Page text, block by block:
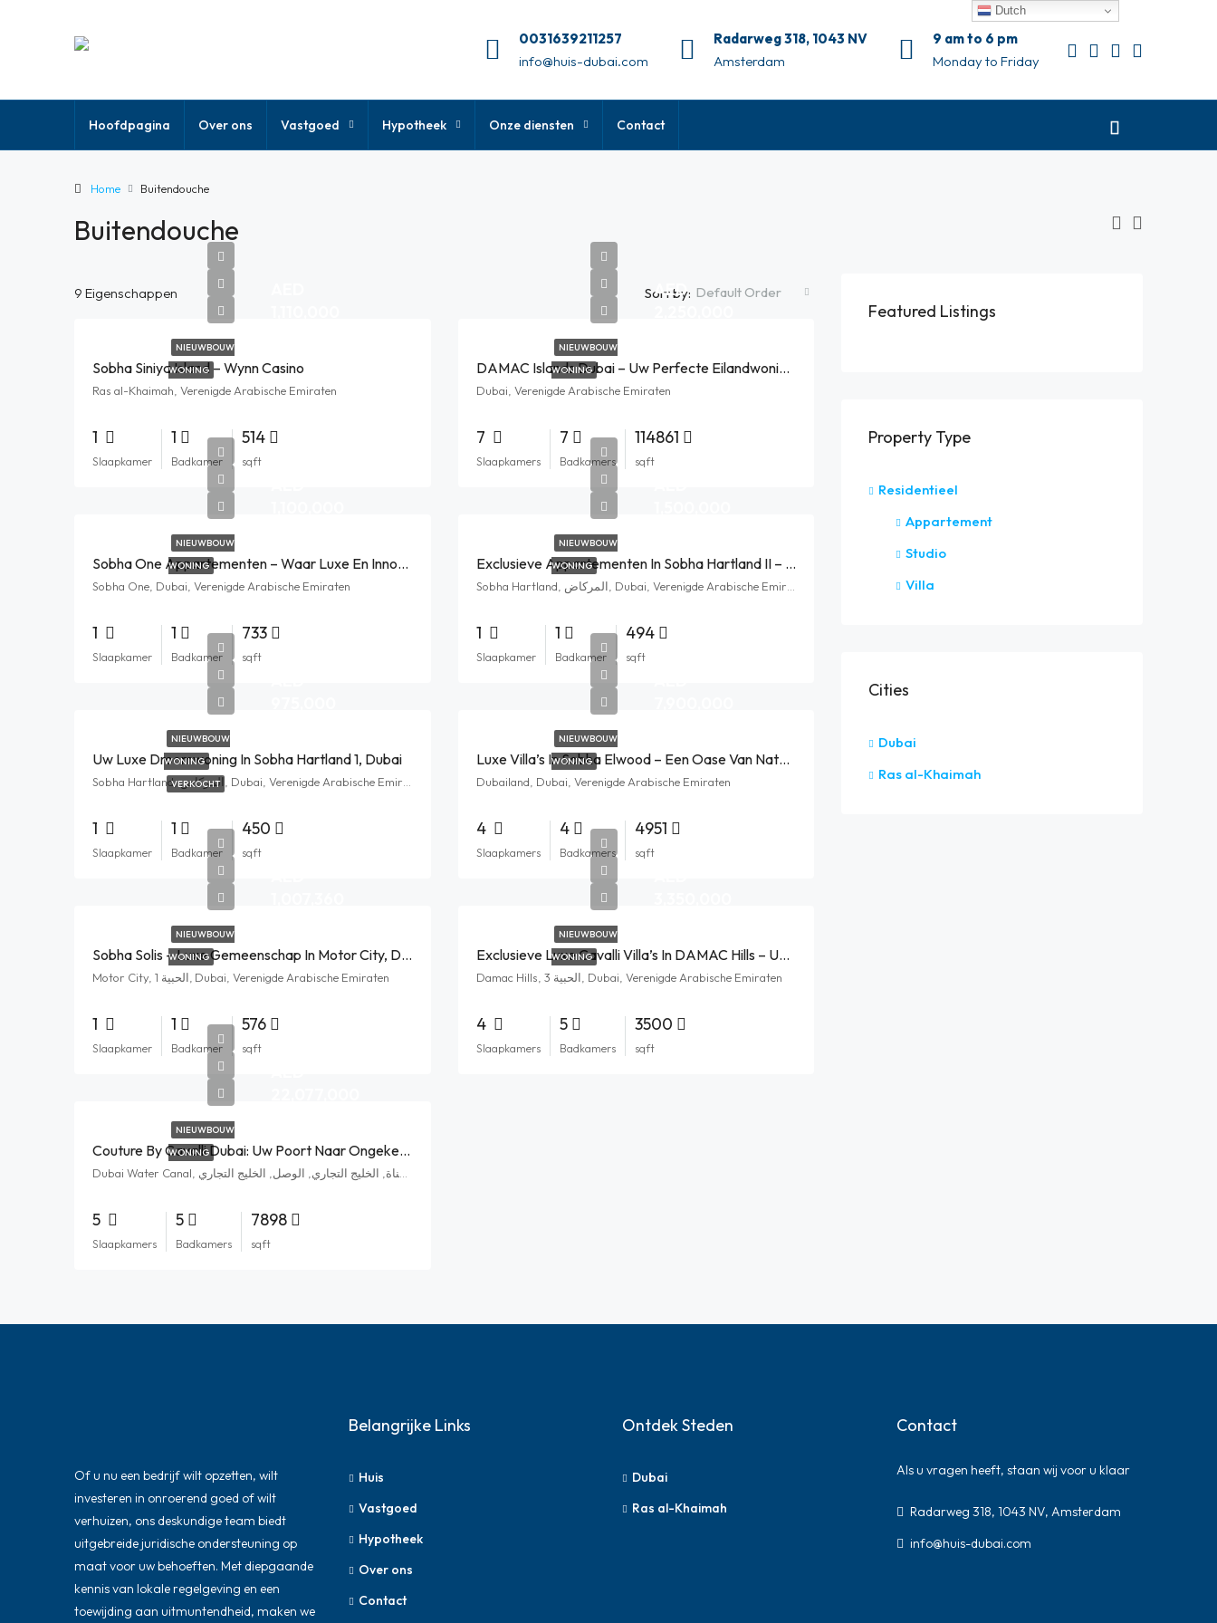
0031639211257
info@huis-dubai.com
Radarweg 318, 1043 NV
Amsterdam
9 am to 6 pm
Monday to Friday
Hoofdpagina Over ons Vastgoed Hypotheek Onze diensten Contact
Home Buitendouche
Buitendouche
9 Eigenschappen Sort by: Default Order
NIEUWBOUW
WONING
Sobha Siniya Island – Wynn Casino
Ras al-Khaimah, Verenigde Arabische Emiraten
1
Slaapkamer
1
Badkamer
514
sqft
NIEUWBOUW
WONING
AED
DAMAC Islands Dubai – Uw Perfecte Eilandwoning In Dubai
Dubai, Verenigde Arabische Emiraten
7
Slaapkamers
7
Badkamers
114861
sqft
NIEUWBOUW
WONING
Sobha One Appartementen – Waar Luxe En Innovatie Samenkomen
Sobha One, Dubai, Verenigde Arabische Emiraten
1
Slaapkamer
1
Badkamer
733
sqft
NIEUWBOUW
WONING
Exclusieve Appartementen In Sobha Hartland II – Luxe Leven In Het Hart Van Dubai
1
Slaapkamer
1
Badkamer
494
sqft
NIEUWBOUW
WONING
VERKOCHT
Uw Luxe Droomwoning In Sobha Hartland 1, Dubai
1
Slaapkamer
1
Badkamer
450
sqft
NIEUWBOUW
WONING
Luxe Villa’s In Sobha Elwood – Een Oase Van Natuur En Exclusiviteit In Dubai
Dubailand, Dubai, Verenigde Arabische Emiraten
4
Slaapkamers
4
Badkamers
4951
sqft
NIEUWBOUW
WONING
Sobha Solis – Luxe Gemeenschap In Motor City, Dubai
Motor City, الحبية 1, Dubai, Verenigde Arabische Emiraten
1
Slaapkamer
1
Badkamer
576
sqft
NIEUWBOUW
WONING
Exclusieve Luxe Cavalli Villa’s In DAMAC Hills – Uw Nieuwe Droomhuis
Damac Hills, الحبية 3, Dubai, Verenigde Arabische Emiraten
4
Slaapkamers
5
Badkamers
3500
sqft
NIEUWBOUW
WONING
Couture By Cavalli Dubai: Uw Poort Naar Ongekende Luxe En Elegantie
5
Slaapkamers
5
Badkamers
7898
sqft
Featured Listings
Property Type
Residentieel
Appartement
Studio
Villa
Cities
Dubai
Ras al-Khaimah
Of u nu een bedrijf wilt opzetten, wilt
investeren in onroerend goed of wilt
verhuizen, ons deskundige team biedt
uitgebreide juridische ondersteuning op
maat voor uw behoeften. Met diepgaande
kennis van lokale regelgeving en een
toewijding aan uitmuntendheid, maken we
Belangrijke Links
Huis
Vastgoed
Hypotheek
Over ons
Contact
Ontdek Steden
Dubai
Ras al-Khaimah
Contact
Als u vragen heeft, staan ​​wij voor u klaar
Radarweg 318, 1043 NV, Amsterdam
info@huis-dubai.com
Dutch